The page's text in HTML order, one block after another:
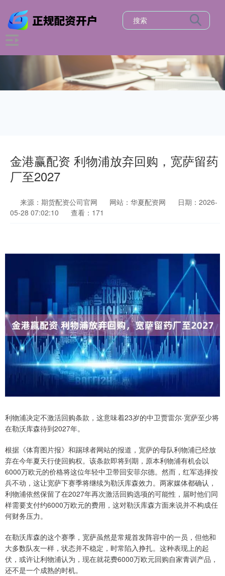
金港赢配资 利物浦放弃回购，宽萨留药
厂至2027
来源：期货配资公司官网 网站：华夏配资网
日期：2026-
05-28 07:02:10
查看：171
利物浦决定不激活回购条款，这意味着23岁的中卫贾雷尔·宽萨至少将
在勒沃库森待到2027年。
根据《体育图片报》和踢球者网站的报道，宽萨的母队利物浦已经放
弃在今年夏天行使回购权。该条款即将到期，原本利物浦有机会以
6000万欧元的价格将这位年轻中卫带回安菲尔德。然而，红军选择按
兵不动，这让宽萨下赛季将继续为勒沃库森效力。两家媒体都确认，
利物浦依然保留了在2027年再次激活回购选项的可能性，届时他们同
样需要支付约6000万欧元的费用，这对勒沃库森方面来说并不构成任
何财务压力。
在勒沃库森的这个赛季，宽萨虽然是常规首发阵容中的一员，但他和
大多数队友一样，状态并不稳定，时常陷入挣扎。这种表现上的起
伏，或许让利物浦认为，现在就花费6000万欧元回购自家青训产品，
还不是一个成熟的时机。